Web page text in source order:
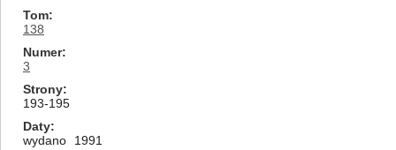
Tom
138
Numer
3
Strony
193-195
Daty
wydano
1991